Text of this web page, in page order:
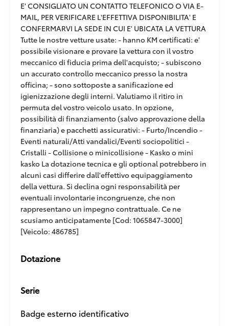
E' CONSIGLIATO UN CONTATTO TELEFONICO O VIA E-
MAIL, PER VERIFICARE L'EFFETTIVA DISPONIBILITA' E
CONFERMARVI LA SEDE IN CUI E' UBICATA LA VETTURA
Tutte le nostre vetture usate: - hanno KM certificati: e'
possibile visionare e provare la vettura con il vostro
meccanico di fiducia prima dell'acquisto; - subiscono
un accurato controllo meccanico presso la nostra
officina; - sono sottoposte a sanificazione ed
igienizzazione degli interni. Valutiamo il ritiro in
permuta del vostro veicolo usato. In opzione,
possibilità di finanziamento (salvo approvazione della
finanziaria) e pacchetti assicurativi: - Furto/Incendio -
Eventi naturali/Atti vandalici/Eventi sociopolitici -
Cristalli - Collisione o minicollisione - Kasko o mini
kasko La dotazione tecnica e gli optional potrebbero in
alcuni casi differire dall'effettivo equipaggiamento
della vettura. Si declina ogni responsabilità per
eventuali involontarie incongruenze, che non
rappresentano un impegno contrattuale. Ce ne
scusiamo anticipatamente [Cod: 1065847-3000]
[Veicolo: 486785]
Dotazione
Serie
Badge esterno identificativo